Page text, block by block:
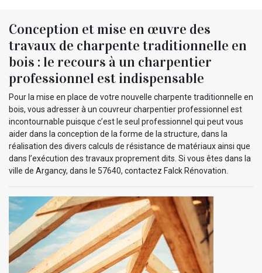
Conception et mise en œuvre des
travaux de charpente traditionnelle en
bois : le recours à un charpentier
professionnel est indispensable
Pour la mise en place de votre nouvelle charpente traditionnelle en
bois, vous adresser à un couvreur charpentier professionnel est
incontournable puisque c’est le seul professionnel qui peut vous
aider dans la conception de la forme de la structure, dans la
réalisation des divers calculs de résistance de matériaux ainsi que
dans l’exécution des travaux proprement dits. Si vous êtes dans la
ville de Argancy, dans le 57640, contactez Falck Rénovation.